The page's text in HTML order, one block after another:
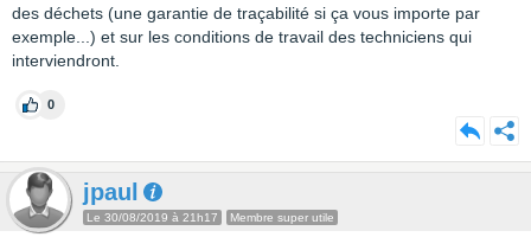
des déchets (une garantie de traçabilité si ça vous importe par
exemple...) et sur les conditions de travail des techniciens qui
interviendront.
0
jpaul
Le 30/08/2019 à 21h17 Membre super utile